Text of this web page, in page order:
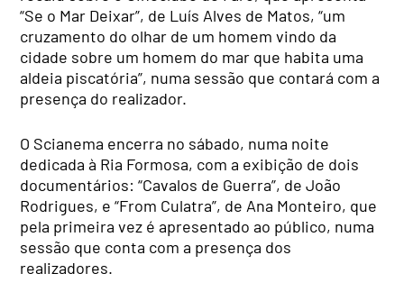
“Se o Mar Deixar”, de Luís Alves de Matos, “um
cruzamento do olhar de um homem vindo da
cidade sobre um homem do mar que habita uma
aldeia piscatória”, numa sessão que contará com a
presença do realizador.
O Scianema encerra no sábado, numa noite
dedicada à Ria Formosa, com a exibição de dois
documentários: “Cavalos de Guerra”, de João
Rodrigues, e “From Culatra”, de Ana Monteiro, que
pela primeira vez é apresentado ao público, numa
sessão que conta com a presença dos
realizadores.